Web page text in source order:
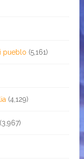
pueblo (5,161)
(4,129)
(3,967)